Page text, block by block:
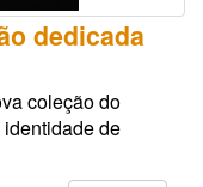
dedicada
coleção do
de